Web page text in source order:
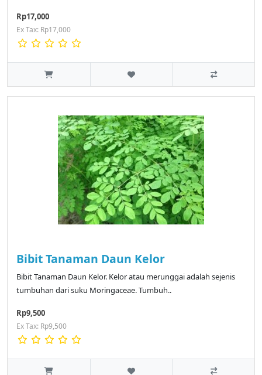
Rp17,000
Ex Tax: Rp17,000
Bibit Tanaman Daun Kelor
Bibit Tanaman Daun Kelor. Kelor atau merunggai adalah sejenis
tumbuhan dari suku Moringaceae. Tumbuh..
Rp9,500
Ex Tax: Rp9,500